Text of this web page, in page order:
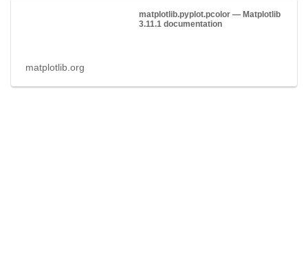
matplotlib.pyplot.pcolor — Matplotlib
3.11.1 documentation
matplotlib.org